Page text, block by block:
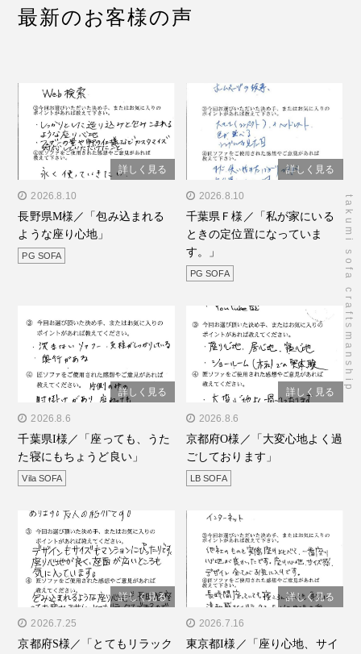
takumi sofa craftsmanship
最新のお客様の声
" alt="長野県M様／「包み
込まれるような座り心
地」"/>
詳しく見る
2026.8.10
長野県M様／「包み込まれる
ような座り心地」
PG SOFA
" alt="千葉県Ｆ様／「私が
家にいるときの定位置にな
っています。」"/>
詳しく見る
2026.8.10
千葉県Ｆ様／「私が家にいる
ときの定位置になっていま
す。」
PG SOFA
" alt="千葉県I様／「座って
も、うたた寝にもちょうど
良い」"/>
詳しく見る
2026.8.6
千葉県I様／「座っても、うた
た寝にもちょうど良い」
Vila SOFA
" alt="京都府O様／「大変
心地よく過ごしておりま
す」"/>
詳しく見る
2026.8.6
京都府O様／「大変心地よく過
ごしております」
LB SOFA
" alt="京都府S様／「とて
もリラックスできるので、
詳しく見る
2026.7.25
京都府S様／「とてもリラック
" alt="東京都I様／「座り心
地、サイズ感、デザイン全
詳しく見る
2026.7.16
東京都I様／「座り心地、サイ